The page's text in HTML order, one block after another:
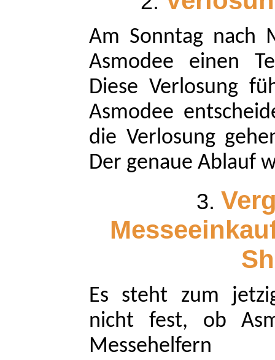
Am Sonntag nach
Asmodee einen
Diese Verlosung
Asmodee
die Verlosung
Der genaue Ablauf
Es steht zum
nicht fest, ob